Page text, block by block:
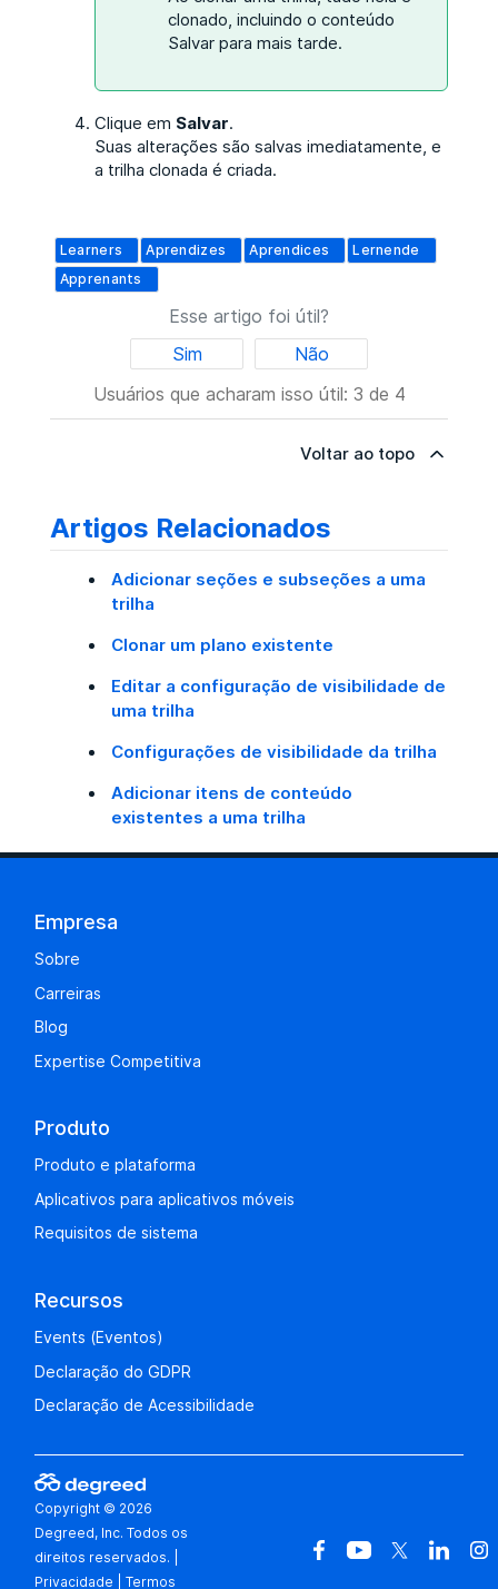
clonado, incluindo o conteúdo
Salvar para mais tarde.
Clique em Salvar.
Suas alterações são salvas imediatamente, e
a trilha clonada é criada.
Learners Aprendizes Aprendices
Lernende
Apprenants
Esse artigo foi útil?
Sim
Não
Usuários que acharam isso útil: 3 de 4
Voltar ao topo
Artigos Relacionados
Adicionar seções e subseções a uma
trilha
Clonar um plano existente
Editar a configuração de visibilidade de
uma trilha
Configurações de visibilidade da trilha
Adicionar itens de conteúdo
existentes a uma trilha
Empresa
Sobre
Carreiras
Blog
Expertise Competitiva
Produto
Produto e plataforma
Aplicativos para aplicativos móveis
Requisitos de sistema
Recursos
Events (Eventos)
Declaração do GDPR
Declaração de Acessibilidade
Copyright © 2026
Degreed, Inc. Todos os
direitos reservados.
Privacidade |Termos